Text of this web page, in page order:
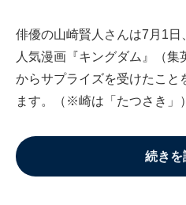
俳優の山崎賢人さんは7月1日
人気漫画『キングダム』（
からサプライズを受けたこと
ます。（※崎は「たつさき」
続きを